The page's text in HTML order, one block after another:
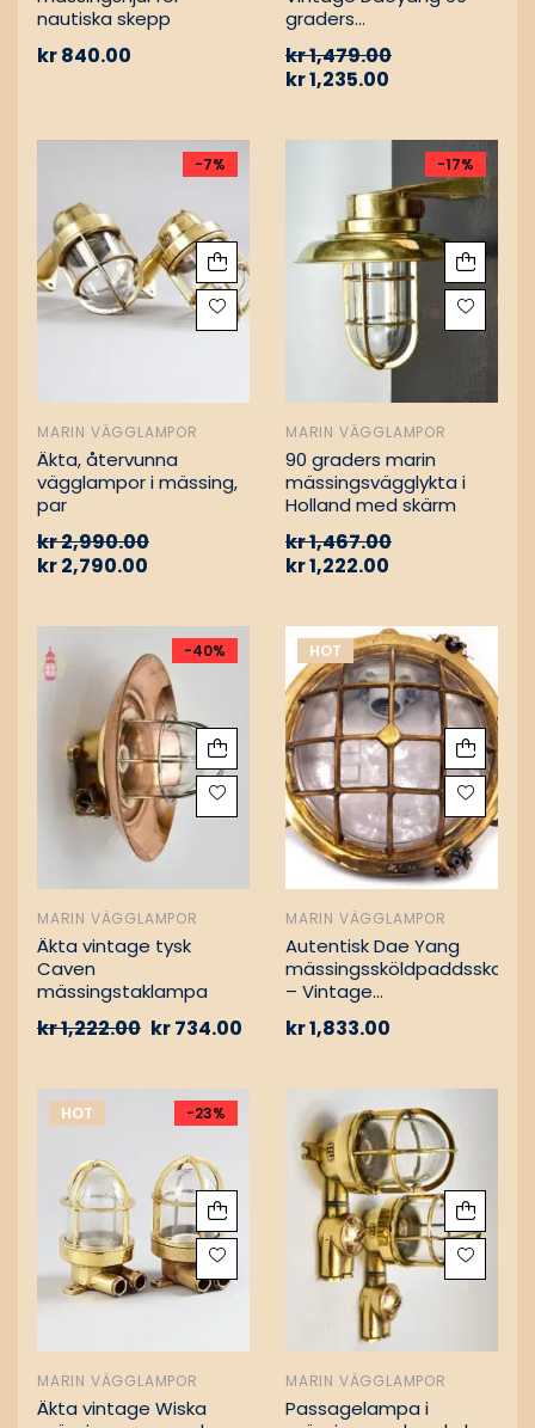
nautiska skepp
kr840.00
graders
kr1,479.00
kr1,235.00
-7%
MARIN VÄGGLAMPOR
Äkta, återvunna
vägglampor i mässing,
par
kr2,990.00
kr2,790.00
-17%
MARIN VÄGGLAMPOR
90 graders marin
mässingsvägglykta i
Holland med skärm
kr1,467.00
kr1,222.00
-40%
MARIN VÄGGLAMPOR
Äkta vintage tysk
Caven
mässingstaklampa
kr1,222.00 kr734.00
HOT
MARIN VÄGGLAMPOR
Autentisk Dae Yang
– Vintage
kr1,833.00
HOT -23%
MARIN VÄGGLAMPOR
Äkta vintage Wiska
MARIN VÄGGLAMPOR
Passagelampa i